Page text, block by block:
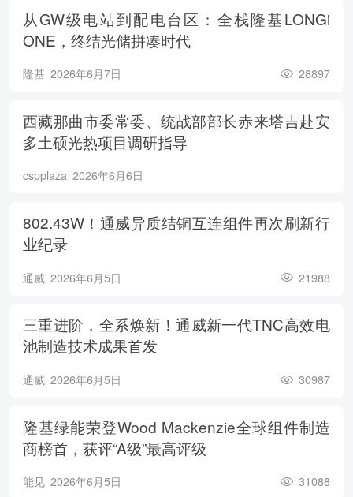
从GW级电站到配电台区：全栈隆基LONGi
ONE，终结光储拼凑时代
隆基 2026年6月7日 28897
西藏那曲市委常委、统战部部长赤来塔吉赴安
多土硕光热项目调研指导
cspplaza 2026年6月6日
802.43W！通威异质结铜互连组件再次刷新行
业纪录
通威 2026年6月5日 21988
三重进阶，全系焕新！通威新一代TNC高效电
池制造技术成果首发
通威 2026年6月5日 30987
隆基绿能荣登Wood Mackenzie全球组件制造
商榜首，获评“A级”最高评级
能见 2026年6月5日 31088